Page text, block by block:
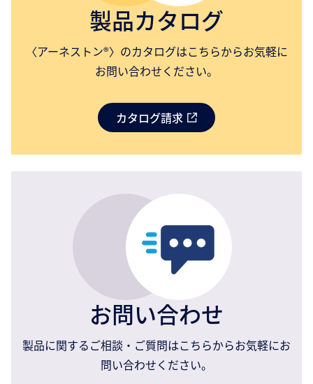
製品カタログ
〈アーネストン®〉のカタログはこちらからお気軽に
お問い合わせください。
カタログ請求
お問い合わせ
製品に関するご相談・ご質問はこちらからお気軽にお
問い合わせください。